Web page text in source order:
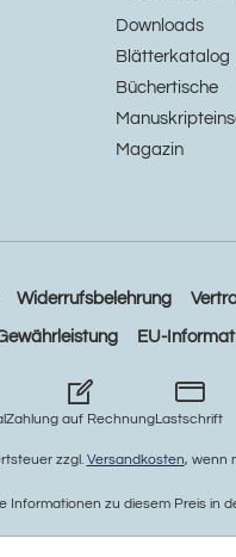
Downloads
Blätterkatalog
Büchertische
Magazin
Widerrufsbelehrung
EU-
Zahlung auf RechnungLastschrift
zzgl. Versandkosten, wenn
Informationen zu diesem Preis in